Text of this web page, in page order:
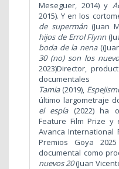
Meseguer, 2014) y
2015). Y en los
de supermán(Juan
hijos de Errol Flynn
boda de la nena
30 (no) son los
2023)Director,
Tamia(2019),
último largometraje
el espía(2022) ha
Feature Film Prize y
Avanca International
Premios Goya
documental como
nuevos 20(Juan